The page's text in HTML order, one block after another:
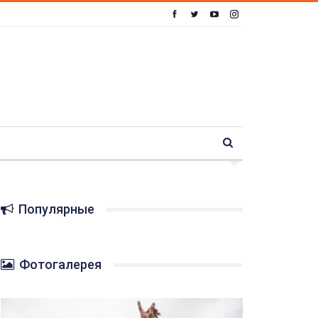
Популярные
Фотогалерея